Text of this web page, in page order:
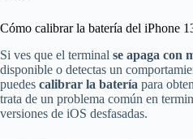
Cómo calibrar la batería del iPhone
Si ves que el terminal se apaga con
disponible o detectas un
puedes calibrar la batería para
trata de un problema común en
versiones de iOS desfasadas.